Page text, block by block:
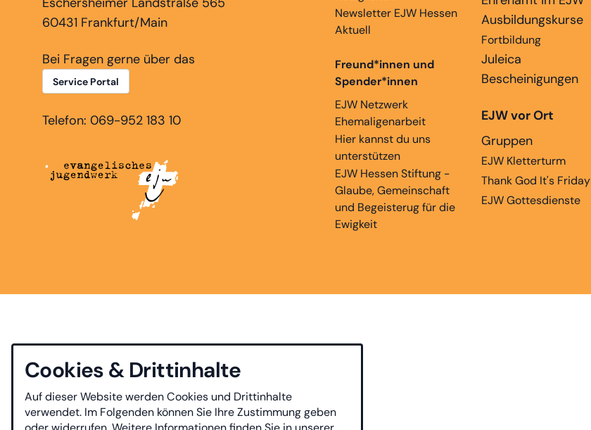
60431 Frankfurt/Main
Bei Fragen gerne über das
Service Portal
Telefon: 069-952 183 10
Newsletter EJW Hessen
Aktuell
Freund*innen und
Spender*innen
EJW Netzwerk
Ehemaligenarbeit
Hier kannst du uns
unterstützen
EJW Hessen Stiftung -
Glaube, Gemeinschaft
und Begeisterug für die
Ewigkeit
Ausbildungskurse
Fortbildung
Juleica
Bescheinigungen
EJW vor Ort
Gruppen
EJW Kletterturm
Thank God It's Friday
EJW Gottesdienste
Cookies & Drittinhalte
Auf dieser Website werden Cookies und Drittinhalte
verwendet. Im Folgenden können Sie Ihre Zustimmung geben